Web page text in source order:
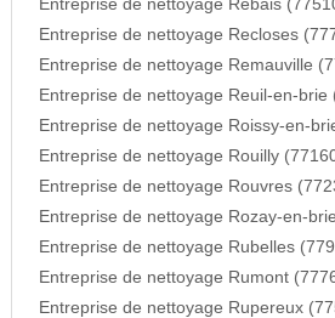
Entreprise de nettoyage Rebais
Entreprise de nettoyage Recloses
Entreprise de nettoyage Remauville
Entreprise de nettoyage Reuil-en-brie
Entreprise de nettoyage Roissy-en-
Entreprise de nettoyage Rouilly
Entreprise de nettoyage Rouvres
Entreprise de nettoyage Rozay-en-
Entreprise de nettoyage Rubelles
Entreprise de nettoyage Rumont
Entreprise de nettoyage Rupereux